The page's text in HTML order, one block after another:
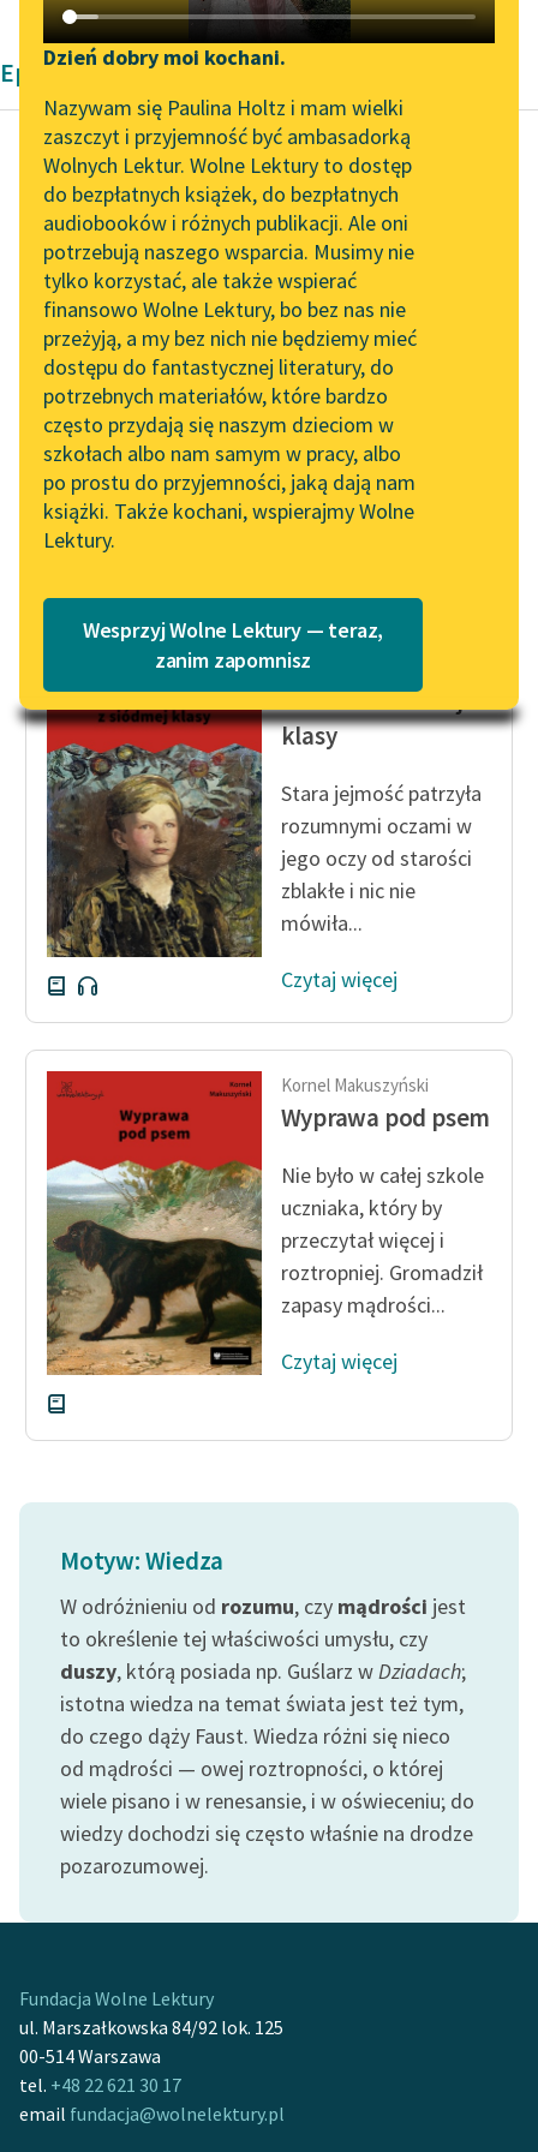
Katalog DAISY
Podkasty o książkach
Zgłoś brak utworu
Aktualności
„Prokurator Alicja Horn”
do słuchania
Byliśmy częścią AI Impact
Lab
Zapraszamy na spotkanie
online z tłumaczkami
literatury skandynawskiej
Spotkanie z Katarzyną
Tunkiel w Oslo
102. lata temu zmarł
Joseph Conrad
Lektury szkolne i klasyka
literatury do słuchania dla
uczennic i uczniów z
niepełnosprawnościami
E-kolekcja lektur
szkolnych i literatury do
słuchania dla uczennic i
uczniów z
niepełnosprawnościami
Feministyczne inspiracje.
Popularyzacja
skandynawskiej literatury
Ręce pełne poezji
Kolekcje edukacyjne
twórców przechodzących
do domeny publicznej,
lektur szkolnych oraz
Starego Testamentu
Odkurzamy bohaterów
Szkoła Poezji Wolnych
Lektur
Narzędzia
Mapa Wolnych Lektur
Leśmianator
Przewodnik dla piszących i
czytających
API
OAI-PMH
Widget Wolnych Lektur
Przypisy
Katalog w formacie PDF
O nas
Zespół
Zasady wykorzystania
Wolnych Lektur
Logotypy
Materiały promocyjne
Polityka prywatności
Regulamin biblioteki
Regulamin darowizn
Informacja o treściach
wrażliwych
Dzień dobry moi kochani.
Nazywam się Paulina Holtz i mam wielki
zaszczyt i przyjemność być ambasadorką
Wolnych Lektur. Wolne Lektury to dostęp
do bezpłatnych książek, do bezpłatnych
audiobooków i różnych publikacji. Ale oni
potrzebują naszego wsparcia. Musimy nie
tylko korzystać, ale także wspierać
finansowo Wolne Lektury, bo bez nas nie
przeżyją, a my bez nich nie będziemy mieć
dostępu do fantastycznej literatury, do
potrzebnych materiałów, które bardzo
często przydają się naszym dzieciom w
szkołach albo nam samym w pracy, albo
po prostu do przyjemności, jaką dają nam
książki. Także kochani, wspierajmy Wolne
Lektury.
Wesprzyj Wolne Lektury — teraz,
zanim zapomnisz
Epika Kornela Makuszyńskiego
Kornel Makuszyński
Szatan z siódmej
klasy
Świat mało go
obchodził. Wobec
świata odczuwał
litościwą wzgardę;
uważał go za
fantastyczny, niepojęty
błąd...
Kornel Makuszyński
Szatan z siódmej
klasy
Stara jejmość patrzyła
rozumnymi oczami w
jego oczy od starości
zblakłe i nic nie
mówiła...
Czytaj więcej
Kornel Makuszyński
Wyprawa pod psem
Nie było w całej szkole
uczniaka, który by
przeczytał więcej i
roztropniej. Gromadził
zapasy mądrości...
Czytaj więcej
Motyw: Wiedza
W odróżnieniu od rozumu, czy mądrości jest
to określenie tej właściwości umysłu, czy
duszy, którą posiada np. Guślarz wDziadach;
istotna wiedza na temat świata jest też tym,
do czego dąży Faust. Wiedza różni się nieco
od mądrości — owej roztropności, o której
wiele pisano i w renesansie, i w oświeceniu; do
wiedzy dochodzi się często właśnie na drodze
pozarozumowej.
Fundacja Wolne Lektury
ul. Marszałkowska 84/92 lok. 125
00-514 Warszawa
tel. +48 22 621 30 17
email fundacja@wolnelektury.pl